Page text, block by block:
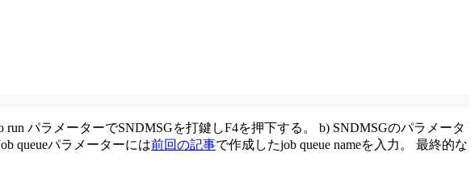
パラメーターでSNDMSGを打鍵しF4を押下する。 b) SNDMSGのパラメータ
queueパラメーターには前回の記事で作成したjob queue nameを入力。 最終的な